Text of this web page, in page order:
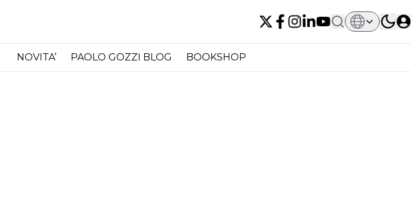
NOVITA’ PAOLO GOZZI BLOG BOOKSHOP